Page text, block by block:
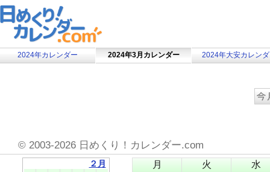
2024年カレンダー 2024年3月カレンダー 2024年大安カレン
© 2003-2026 日めくり！カレンダー.com
２月
月 火 水